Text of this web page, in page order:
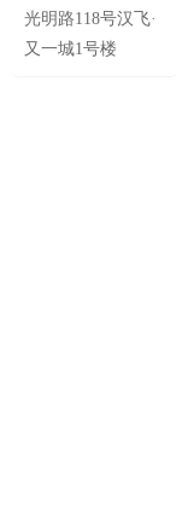
光明路118号汉飞·
又一城1号楼